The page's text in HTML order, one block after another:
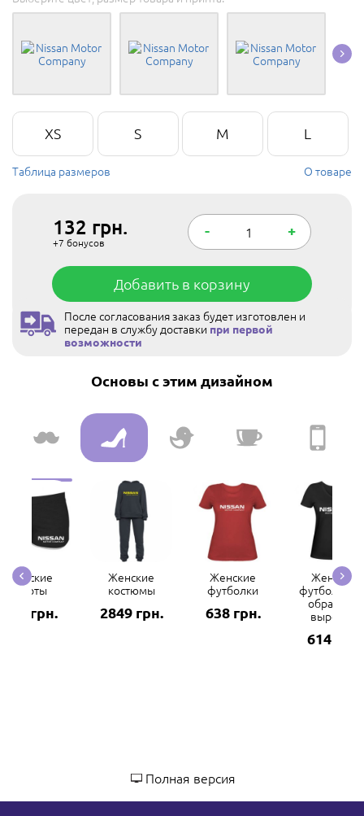
XS S M L
Таблица размеров О товаре
132 грн.
+7 бонусов
- +
Добавить в корзину
После согласования заказ будет изготовлен и
передан в службу доставки при первой
возможности
Основы с этим дизайном
Женские
шорты
132 грн.
Женские
костюмы
2849 грн.
Женские
футболки
638 грн.
Женские
футболки с
образным
вырезом
614 грн.
Полная версия